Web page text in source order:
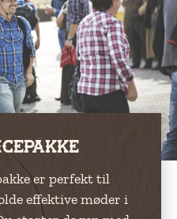
er perfekt til
effektive møder i